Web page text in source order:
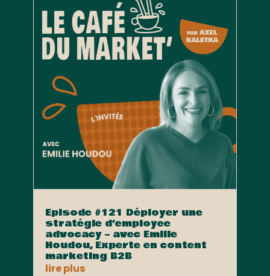
Episode #121 Déployer une
stratégie d’employee
advocacy – avec Emilie
Houdou, Experte en content
marketing B2B
lire plus